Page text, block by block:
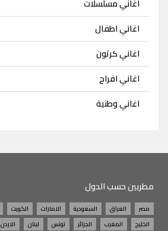
اغاني مسلسلات
اغاني اطفال
اغاني كرتون
اغاني افراح
اغاني وطنية
مطربين حسب الدول
مصر العراق السعودية الامارات الكويت
الخليج
المغرب الجزائر تونس لبنان الاردن